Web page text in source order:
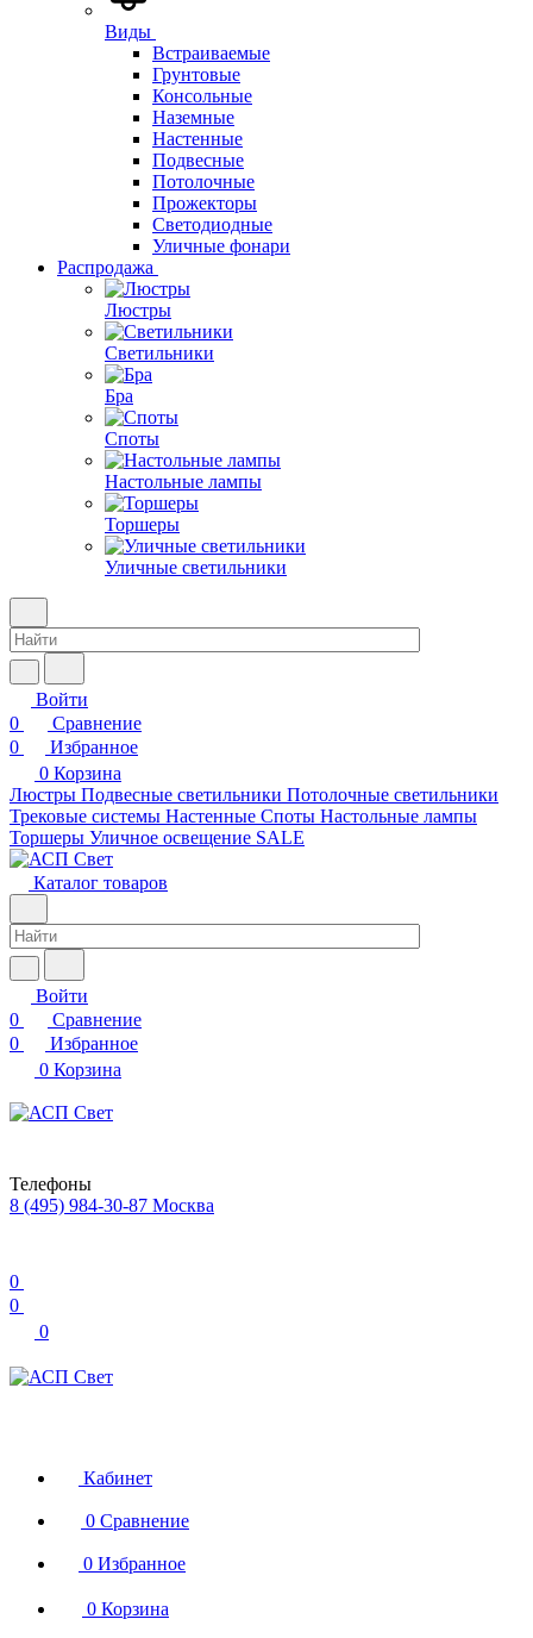
Виды
Встраиваемые
Грунтовые
Консольные
Наземные
Настенные
Подвесные
Потолочные
Прожекторы
Светодиодные
Уличные фонари
Распродажа
Люстры
Светильники
Бра
Споты
Настольные лампы
Торшеры
Уличные светильники
Войти
0
Сравнение
0
Избранное
0 Корзина
Люстры Подвесные светильники Потолочные светильники
Трековые системы Настенные Споты Настольные лампы
Торшеры Уличное освещение SALE
Каталог товаров
Войти
0
Сравнение
0
Избранное
0 Корзина
Телефоны
8 (495) 984-30-87 Москва
0
0
0
Кабинет
0 Сравнение
0 Избранное
0 Корзина